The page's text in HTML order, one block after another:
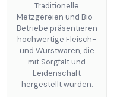
Traditionelle
Metzgereien und Bio-
Betriebe präsentieren
hochwertige Fleisch-
und Wurstwaren, die
mit Sorgfalt und
Leidenschaft
hergestellt wurden.